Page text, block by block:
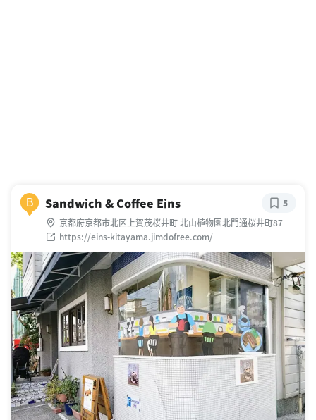
B Sandwich & Coffee Eins
京都府京都市北区上賀茂桜井町 北山植物園北門通桜井町87
https://eins-kitayama.jimdofree.com/
5